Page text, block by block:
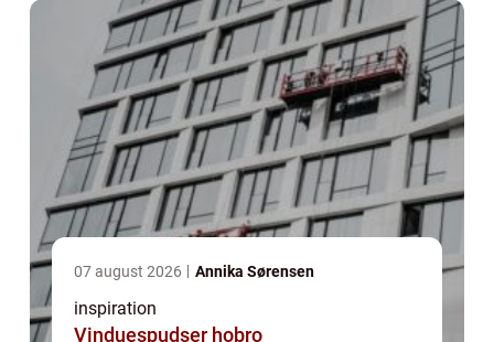
07 august 2026 Annika Sørensen
inspiration
Vinduespudser hobro